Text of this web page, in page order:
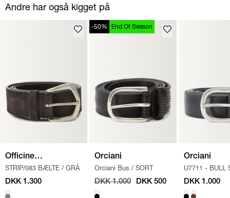
Andre har også kigget på
Officine
Creative
STRIP/083 BÆLTE / GRÅ
DKK 1.300
-50% End Of Season
Orciani
Orciani Bus / SORT
DKK 1.000 DKK 500
Orciani
U7711 - BULL
BÆLTER /
DKK 1.000